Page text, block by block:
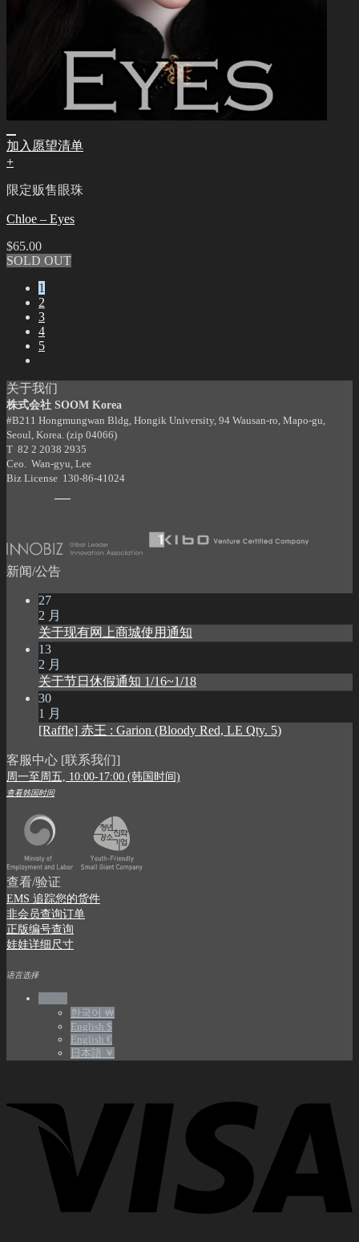
加入愿望清单
+
限定贩售眼珠
Chloe – Eyes
$65.00
SOLD OUT
1
2
3
4
5
关于我们
株式会社 SOOM Korea
#B211 Hongmungwan Bldg, Hongik University, 94 Wausan-ro, Mapo-gu,
Seoul, Korea. (zip 04066)
T 82 2 2038 2935
Ceo. Wan-gyu, Lee
Biz License 130-86-41024
新闻/公告
27
2 月
关于现有网上商城使用通知
13
2 月
关于节日休假通知 1/16~1/18
30
1 月
[Raffle] 赤王 : Garion (Bloody Red, LE Qty. 5)
客服中心 [联系我们]
周一至周五, 10:00-17:00 (韩国时间)
查看韩国时间
查看/验证
EMS 追踪您的货件
非会员查询订单
正版编号查询
娃娃详细尺寸
语言选择
한국어 ￦
English $
English €
日本語 ￥